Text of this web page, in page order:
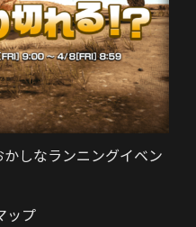
しなランニングイベン
ップ